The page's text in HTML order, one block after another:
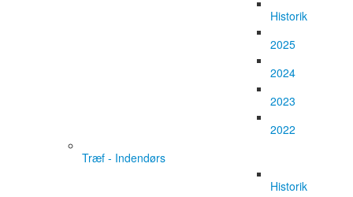
Historik
2025
2024
2023
2022
Træf - Indendørs
Historik